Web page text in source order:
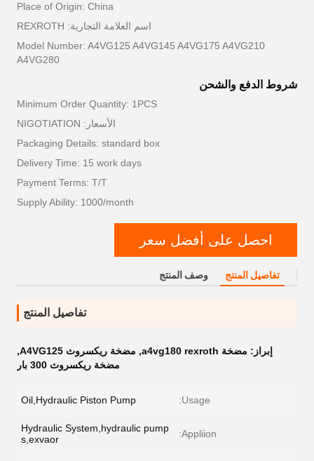
Place of Origin: China
اسم العلامة التجارية: REXROTH
Model Number: A4VG125 A4VG145 A4VG175 A4VG210
A4VG280
شروط الدفع والشحن
Minimum Order Quantity: 1PCS
الأسعار: NIGOTIATION
Packaging Details: standard box
Delivery Time: 15 work days
Payment Terms: T/T
Supply Ability: 1000/month
احصل على أفضل سعر
تفاصيل المنتج وصف المنتج
تفاصيل المنتج
إبراز: مضخة a4vg180 rexroth , مضخة ريكسروث A4VG125
,
مضخة ريكسروث 300 بار
Usage:
Oil,Hydraulic Piston Pump
Appliion:
Hydraulic System,hydraulic pump
s,exvaor